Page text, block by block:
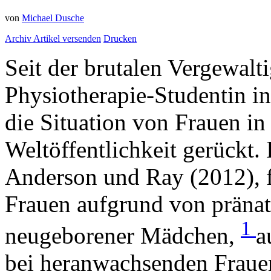
von Michael Dusche
Archiv Artikel versenden Drucken
Seit der brutalen
Physiotherapie-Studentin
die Situation von Frauen
Weltöffentlichkeit gerückt.
Anderson und Ray
Frauen aufgrund von
neugeborener Mädchen, 1
bei heranwachsenden